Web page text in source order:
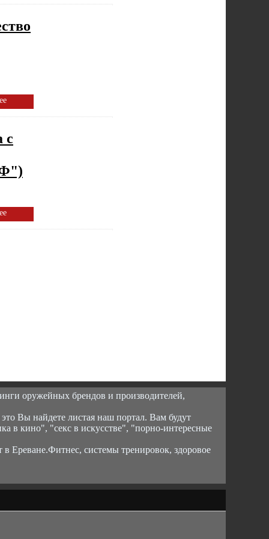
с
оружейных брендов и производителей,
Вы найдете листая наш портал. Вам будут
в кино", "секс в искусстве", "порно-интересные
в Ереване.Фитнес, системы тренировок, здоровое